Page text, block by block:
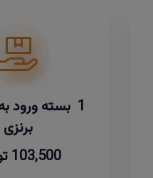
1 بسته ورود
برنزی
103,500 تومان